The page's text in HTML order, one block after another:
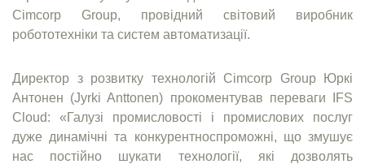
Cimcorp Group, провідний світовий виробник
робототехніки та систем автоматизації.
Директор з розвитку технологій Cimcorp Group Юркі
Антонен (Jyrki Anttonen) прокоментував переваги IFS
Cloud: «Галузі промисловості і промислових послуг
дуже динамічні та конкурентноспроможні, що змушує
нас постійно шукати технології, які дозволять